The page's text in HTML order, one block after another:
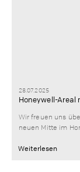
28.07.2025
Honeywell-Areal
Wir freuen uns
neuen Mitte im
Weiterlesen